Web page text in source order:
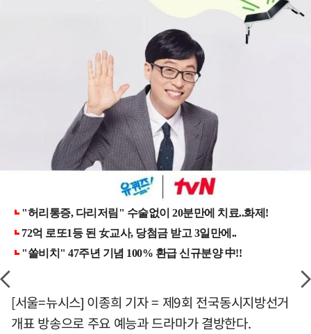
[서울=뉴시스] 이종희 기자 = 제9회 전국동시지방선거
개표 방송으로 주요 예능과 드라마가 결방한다.